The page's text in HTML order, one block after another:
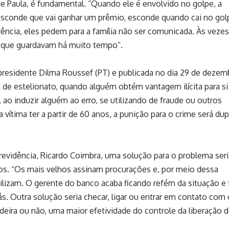
Paula, é fundamental. “Quando ele é envolvido no golpe, a
que vai ganhar um prêmio, esconde quando cai no
eles pedem para a família não ser comunicada. Às
guardavam há muito tempo”.
Dilma Roussef (PT) e publicada no dia 29 de
de estelionato, quando alguém obtém vantagem ilícita para
induzir alguém ao erro, se utilizando de fraude ou outros
ter a partir de 60 anos, a punição para o crime será
Ricardo Coimbra, uma solução para o problema
“Os mais velhos assinam procurações e, por meio dessa
O gerente do banco acaba ficando refém da situação e
Outra solução seria checar, ligar ou entrar em contato com
ou não, uma maior efetividade do controle da liberação